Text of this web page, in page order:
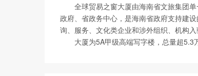
全球贸易之窗大厦由海南省文旅集团单
政府、省政务中心，是海南省政府支持建
询、服务、文化类企业和涉外组织、机构入
大厦为5A甲级高端写字楼，总量超5.3